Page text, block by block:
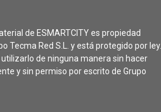
de ESMARTCITY es propiedad
Tecma Red S.L. y está protegido por ley.
de ninguna manera sin hacer
y sin permiso por escrito de Grupo